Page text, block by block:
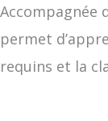
Accompagnée
permet
requins et la